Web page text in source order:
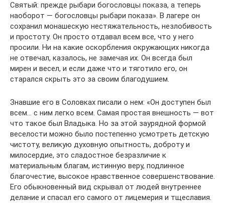
Святый: прежде рыбари богословцы показа, а теперь
наоборот — богословцы рыбари показа». В лагере он
сохранил монашескую нестяжательность, незлобивость
и простоту. Он просто отдавал всем все, что у него
просили. Ни на какие оскорбления окружающих никогда
не отвечал, казалось, не замечая их. Он всегда был
мирен и весел, и если даже что и тяготило его, он
старался скрыть это за своим благодушием.
Знавшие его в Соловках писали о нем: «Он доступен был
всем… с ним легко всем. Самая простая внешность — вот
что такое был Владыка. Но за этой заурядной формой
веселости можно было постепенно усмотреть детскую
чистоту, великую духовную опытность, доброту и
милосердие, это сладостное безразличие к
материальным благам, истинную веру, подлинное
благочестие, высокое нравственное совершенствование.
Его обыкновенный вид скрывал от людей внутреннее
делание и спасал его самого от лицемерия и тщеславия.